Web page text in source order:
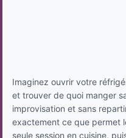
Imaginez ouvrir votre
et trouver de quoi manger
improvisation et sans
exactement ce que permet
seule session en cuisine,